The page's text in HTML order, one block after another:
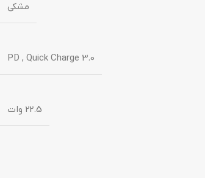
مشکی
PD , Quick Charge 3.0
22.5 وات